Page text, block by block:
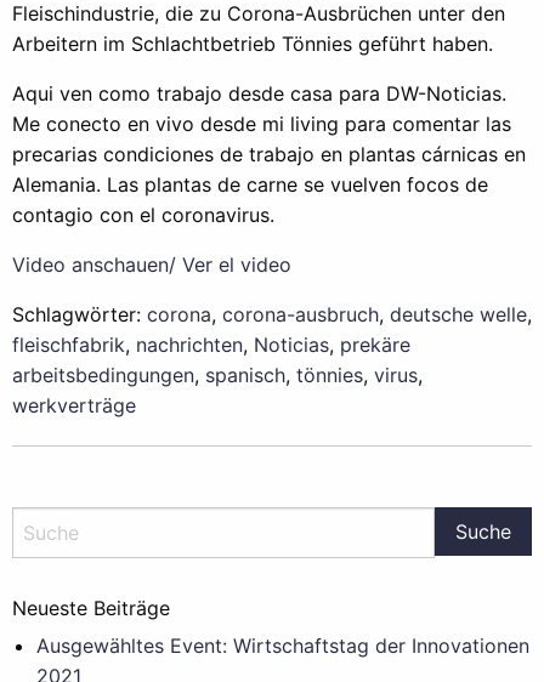
Fleischindustrie, die zu Corona-Ausbrüchen unter den
Arbeitern im Schlachtbetrieb Tönnies geführt haben.
Aqui ven como trabajo desde casa para DW-Noticias.
Me conecto en vivo desde mi living para comentar las
precarias condiciones de trabajo en plantas cárnicas en
Alemania. Las plantas de carne se vuelven focos de
contagio con el coronavirus.
Video anschauen/ Ver el video
Schlagwörter: corona, corona-ausbruch, deutsche welle,
fleischfabrik, nachrichten, Noticias, prekäre
arbeitsbedingungen, spanisch, tönnies, virus,
werkverträge
Neueste Beiträge
Ausgewähltes Event: Wirtschaftstag der Innovationen
2021